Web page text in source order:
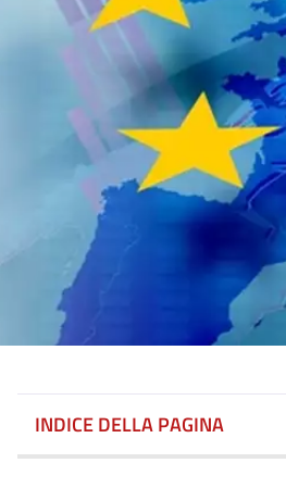
INDICE DELLA PAGINA